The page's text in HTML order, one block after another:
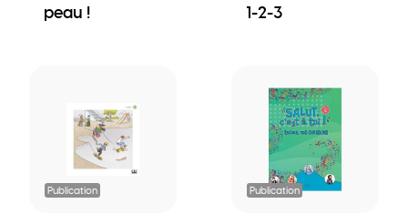
peau !
1-2-3
Publication Publication